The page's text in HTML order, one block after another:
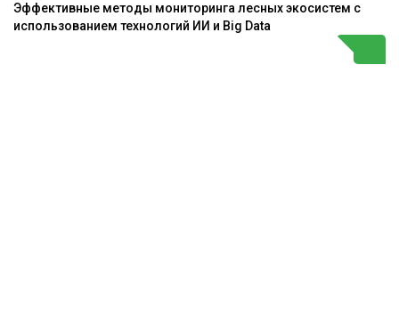
Эффективные методы мониторинга лесных экосистем с
использованием технологий ИИ и Big Data